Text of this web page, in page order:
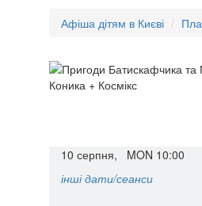
Афіша дітям в Києві
10 серпня, MON 10:00
інші дати/сеанси